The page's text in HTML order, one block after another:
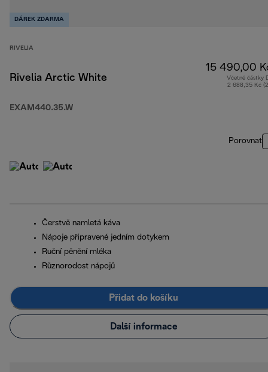
DÁREK ZDARMA
RIVELIA
Rivelia Arctic White
EXAM440.35.W
15 490,00
Včetně částky
2 688,35 Kč
Porovnat
Čerstvě namletá káva
Nápoje připravené jedním dotykem
Ruční pěnění mléka
Různorodost nápojů
Přidat do košíku
Další informace